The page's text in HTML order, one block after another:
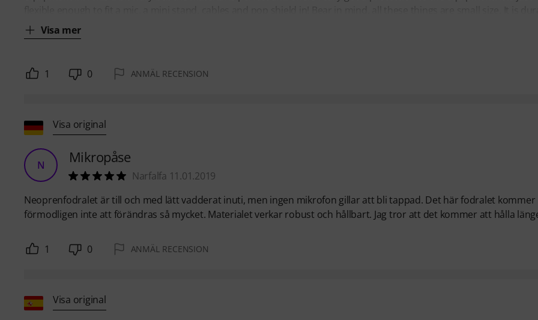
Visa mer
1 0 ANMÄL RECENSION
Visa original
N Mikropåse
Narfalfa 11.01.2019
Neoprenfodralet är till och med lätt vadderat inuti, men ingen mikrofon gillar att bli tappad. Det här fodralet kommer
förmodligen inte att förändras så mycket. Materialet verkar robust och hållbart. Jag tror att det kommer att hålla
1 0 ANMÄL RECENSION
Visa original